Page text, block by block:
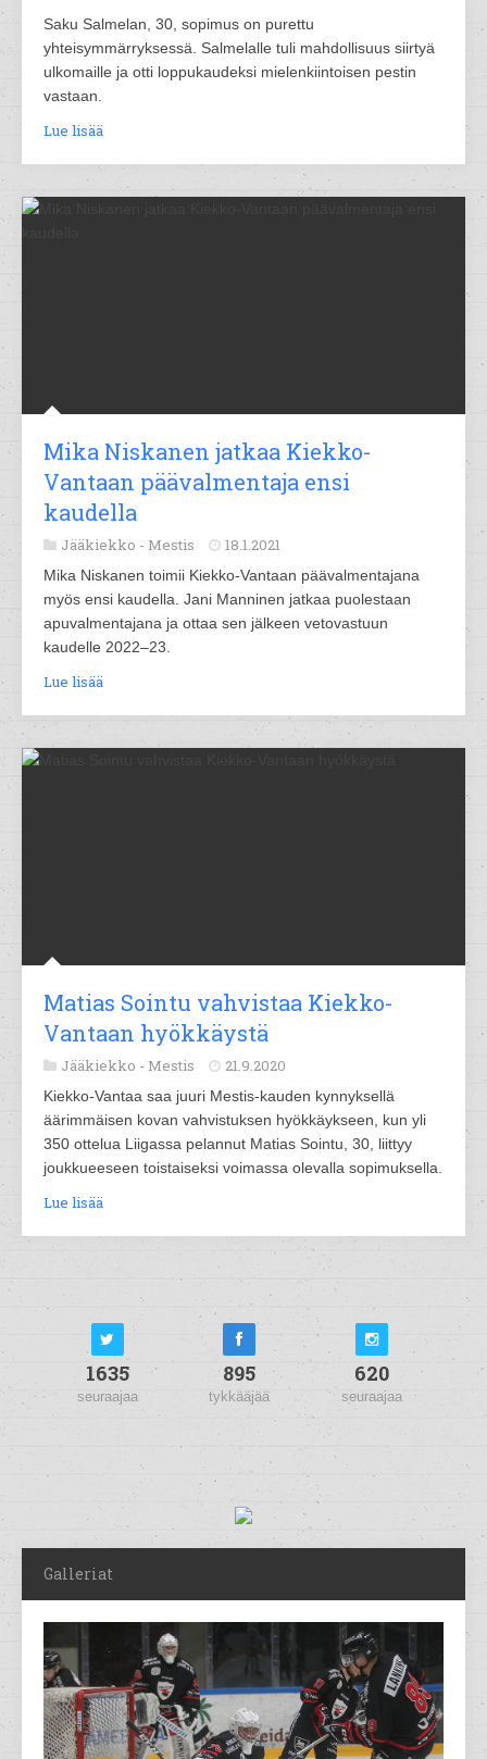
Saku Salmelan, 30, sopimus on purettu
yhteisymmärryksessä. Salmelalle tuli mahdollisuus siirtyä
ulkomaille ja otti loppukaudeksi mielenkiintoisen pestin
vastaan.
Lue lisää
Mika Niskanen jatkaa Kiekko-
Vantaan päävalmentaja ensi
kaudella
Jääkiekko - Mestis 18.1.2021
Mika Niskanen toimii Kiekko-Vantaan päävalmentajana
myös ensi kaudella. Jani Manninen jatkaa puolestaan
apuvalmentajana ja ottaa sen jälkeen vetovastuun
kaudelle 2022–23.
Lue lisää
Matias Sointu vahvistaa Kiekko-
Vantaan hyökkäystä
Jääkiekko - Mestis 21.9.2020
Kiekko-Vantaa saa juuri Mestis-kauden kynnyksellä
äärimmäisen kovan vahvistuksen hyökkäykseen, kun yli
350 ottelua Liigassa pelannut Matias Sointu, 30, liittyy
joukkueeseen toistaiseksi voimassa olevalla sopimuksella.
Lue lisää
1635
seuraajaa
895
tykkääjää
620
seuraajaa
Galleriat